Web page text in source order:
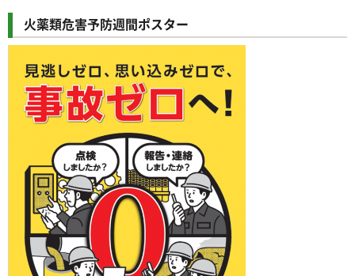
火薬類危害予防週間ポスター